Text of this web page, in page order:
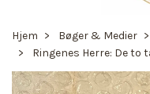
Hjem Bøger & Medier
Ringenes Herre: De to